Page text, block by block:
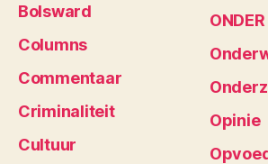
Bolsward
Columns
Commentaar
Criminaliteit
Cultuur
Opinie